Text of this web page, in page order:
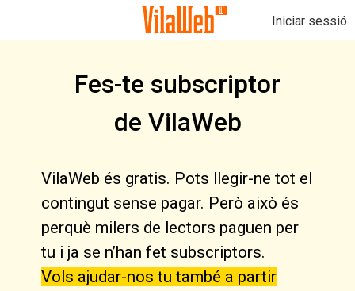
Iniciar sessió
Fes-te subscriptor
de VilaWeb
VilaWeb és gratis. Pots llegir-ne tot el
contingut sense pagar. Però això és
perquè milers de lectors paguen per
tu i ja se n’han fet subscriptors.
Vols ajudar-nos tu també a partir